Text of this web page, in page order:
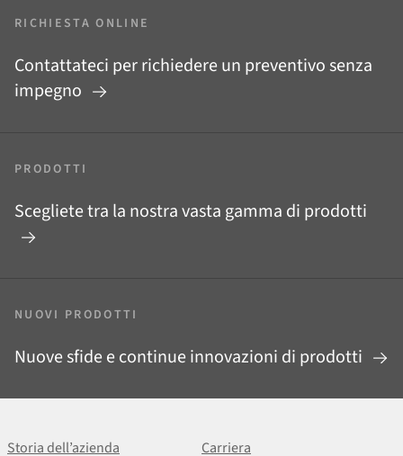
RICHIESTA ONLINE
Contattateci per richiedere un preventivo senza
impegno
PRODOTTI
Scegliete tra la nostra vasta gamma di prodotti
NUOVI PRODOTTI
Nuove sfide e continue innovazioni di prodotti
Storia dell’azienda Carriera